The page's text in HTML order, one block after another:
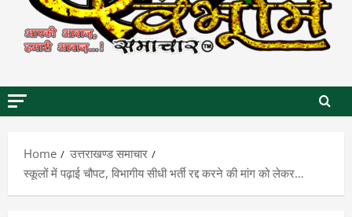
Home
उत्तराखण्ड समाचार
स्कूलों में पढ़ाई चौपट, विभागीय सीधी भर्ती रद्द करने की मांग को लेकर…